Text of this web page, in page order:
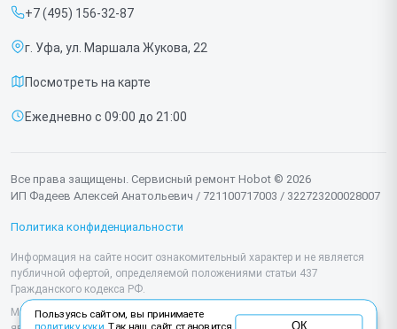
Срочный ремонт
Доставка и способы оплаты
Диагностика
Контакты
+7 (495) 156-32-87
г. Уфа, ул. Маршала Жукова, 22
Посмотреть на карте
Ежедневно с 09:00 до 21:00
Все права защищены. Сервисный ремонт Hobot © 2026
ИП Фадеев Алексей Анатольевич / 721100717003 / 322723200028007
Политика конфиденциальности
Информация на сайте носит ознакомительный характер и не является
публичной офертой, определяемой положениями статьи 437
Гражданского кодекса РФ.
Мы специализируемся на обслуживании и ремонте техники Hobot, но не
Пользуясь сайтом, вы принимаете
политику куки. Так наш сайт становится ОК